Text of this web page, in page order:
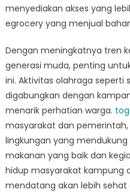
menyediakan akses yang
egrocery yang menjual
Dengan meningkatnya tren
generasi muda, penting
ini. Aktivitas olahraga seperti
digabungkan dengan
menarik perhatian warga.
masyarakat dan
lingkungan yang
makanan yang baik dan
hidup masyarakat kampung
mendatang akan lebih sehat